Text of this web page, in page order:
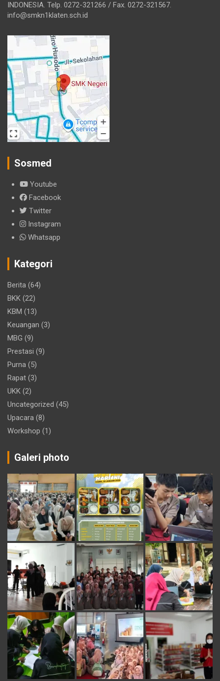
INDONESIA. Telp. 0272-321266 / Fax. 0272-321567.
info@smkn1klaten.sch.id
Sosmed
Youtube
Facebook
Twitter
Instagram
Whatsapp
Kategori
Berita (64)
BKK (22)
KBM (13)
Keuangan (3)
MBG (9)
Prestasi (9)
Purna (5)
Rapat (3)
UKK (2)
Uncategorized (45)
Upacara (8)
Workshop (1)
Galeri photo